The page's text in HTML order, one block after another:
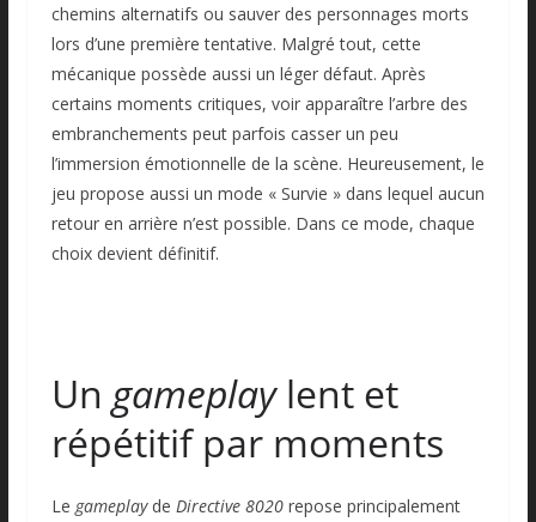
chemins alternatifs ou sauver des personnages morts
lors d’une première tentative. Malgré tout, cette
mécanique possède aussi un léger défaut. Après
certains moments critiques, voir apparaître l’arbre des
embranchements peut parfois casser un peu
l’immersion émotionnelle de la scène. Heureusement, le
jeu propose aussi un mode « Survie » dans lequel aucun
retour en arrière n’est possible. Dans ce mode, chaque
choix devient définitif.
Un gameplaylent et
répétitif par moments
Le gameplayde Directive 8020repose principalement